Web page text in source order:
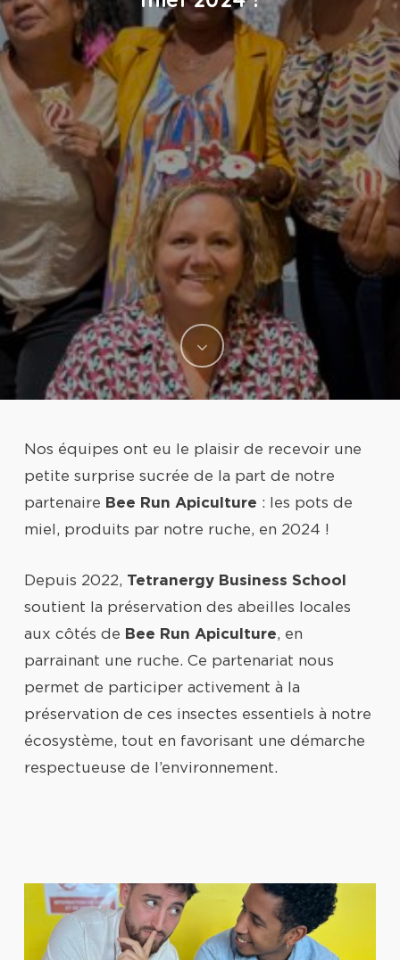
Nos équipes ont eu le plaisir de recevoir une
petite surprise sucrée de la part de notre
partenaire Bee Run Apiculture : les pots de
miel, produits par notre ruche, en 2024 !
Depuis 2022, Tetranergy Business School
soutient la préservation des abeilles locales
aux côtés de Bee Run Apiculture, en
parrainant une ruche. Ce partenariat nous
permet de participer activement à la
préservation de ces insectes essentiels à notre
écosystème, tout en favorisant une démarche
respectueuse de l’environnement.